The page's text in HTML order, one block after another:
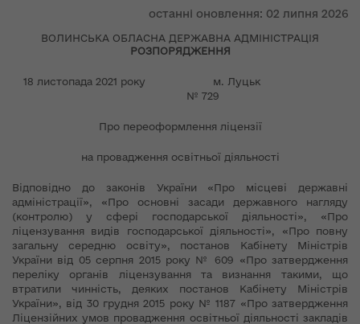
останні оновлення: 02 липня 2026
ВОЛИНСЬКА ОБЛАСНА ДЕРЖАВНА АДМІНІСТРАЦІЯ
РОЗПОРЯДЖЕННЯ
18 листопада 2021 року м. Луцьк
№ 729
Про переоформлення ліцензії
на провадження освітньої діяльності
Відповідно до законів України «Про місцеві державні
адміністрації», «Про основні засади державного нагляду
(контролю) у сфері господарської діяльності», «Про
ліцензування видів господарської діяльності», «Про повну
загальну середню освіту», постанов Кабінету Міністрів
України від 05 серпня 2015 року № 609 «Про затвердження
переліку органів ліцензування та визнання такими, що
втратили чинність, деяких постанов Кабінету Міністрів
України», від 30 грудня 2015 року № 1187 «Про затвердження
Ліцензійних умов провадження освітньої діяльності закладів